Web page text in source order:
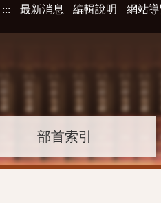
::: 最新消息 編輯說明 網站
部首索引